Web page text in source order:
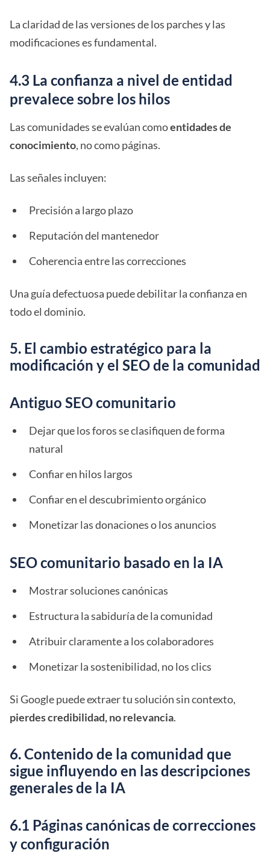
La claridad de las versiones de los parches y las
modificaciones es fundamental.
4.3 La confianza a nivel de entidad
prevalece sobre los hilos
Las comunidades se evalúan comoentidades de
conocimiento, no como páginas.
Las señales incluyen:
Precisión a largo plazo
Reputación del mantenedor
Coherencia entre las correcciones
Una guía defectuosa puede debilitar la confianza en
todo el dominio.
5. El cambio estratégico para la
modificación y el SEO de la comunidad
Antiguo SEO comunitario
Dejar que los foros se clasifiquen de forma
natural
Confiar en hilos largos
Confiar en el descubrimiento orgánico
Monetizar las donaciones o los anuncios
SEO comunitario basado en la IA
Mostrar soluciones canónicas
Estructura la sabiduría de la comunidad
Atribuir claramente a los colaboradores
Monetizar la sostenibilidad, no los clics
Si Google puede extraer tu solución sin contexto,
pierdes credibilidad, no relevancia.
6. Contenido de la comunidad que
sigue influyendo en las descripciones
generales de la IA
6.1 Páginas canónicas de correcciones
y configuración